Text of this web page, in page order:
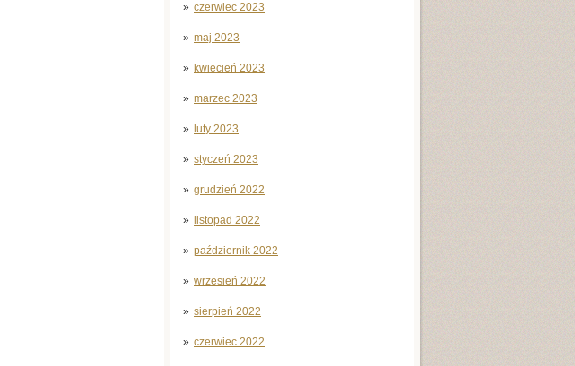
czerwiec 2023
maj 2023
kwiecień 2023
marzec 2023
luty 2023
styczeń 2023
grudzień 2022
listopad 2022
październik 2022
wrzesień 2022
sierpień 2022
czerwiec 2022